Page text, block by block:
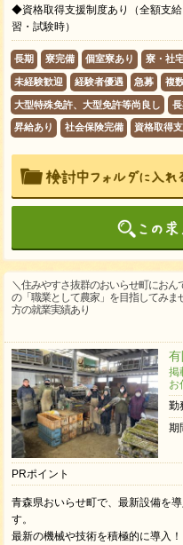
◆資格取得支援制度あり（全額支
習・試験時）
長期 寮完備 個室寮あり 寮・社
未経験歓迎 経験者優遇 急募 複
大型特殊免許、大型免許等尚良し
昇給あり 社会保険完備 資格取得
＼住みやすさ抜群のおいらせ町にお
の「職業として農家」を目指してみ
方の就業実績あり
掲
お
勤
期
PRポイント
青森県おいらせ町で、最新設備を
す。
最新の機械や技術を積極的に導入！